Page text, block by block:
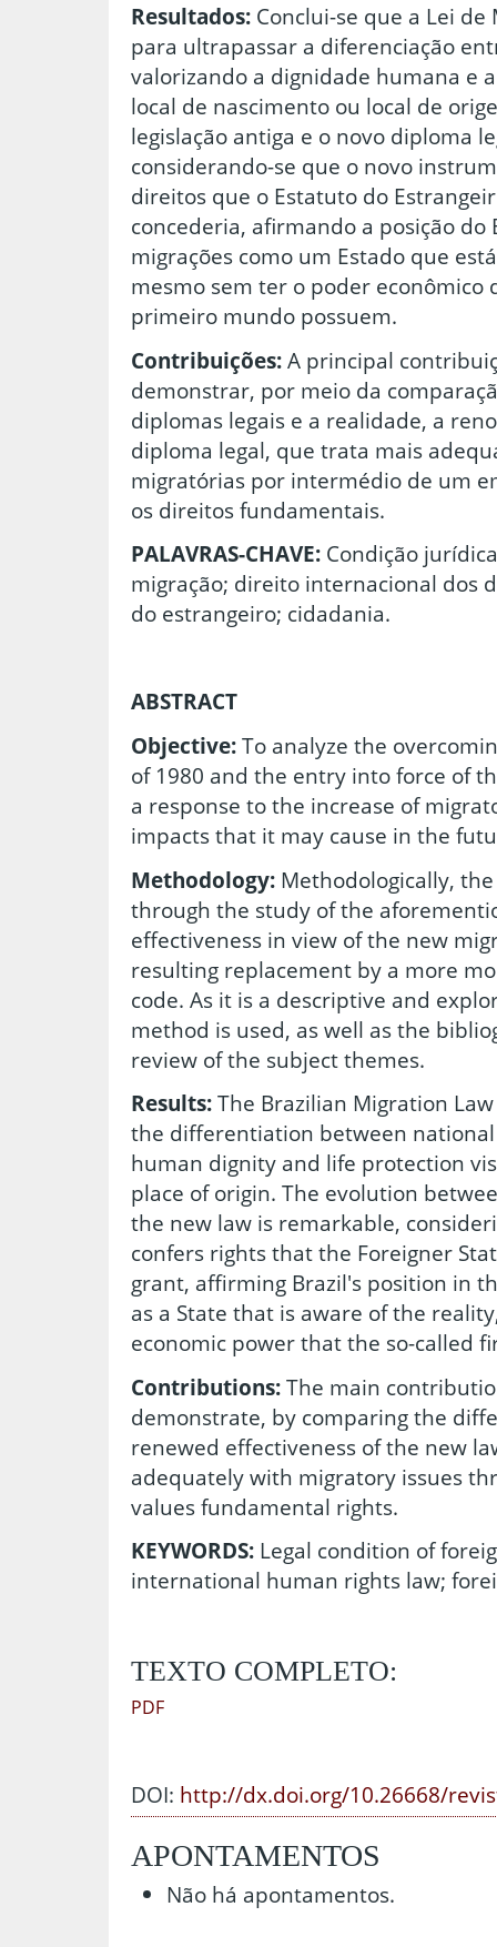
Resultados: Conclui-se que a Lei
para ultrapassar a diferenciação
valorizando a dignidade humana e
local de nascimento ou local de
legislação antiga e o novo diploma
considerando-se que o novo
direitos que o Estatuto do
concederia, afirmando a posição
migrações como um Estado que
mesmo sem ter o poder econômico
primeiro mundo possuem.
Contribuições:A principal
demonstrar, por meio da
diplomas legais e a realidade, a
diploma legal, que trata mais
migratórias por intermédio de um
os direitos fundamentais.
PALAVRAS-CHAVE: Condição
migração; direito internacional dos
do estrangeiro; cidadania.
ABSTRACT
Objective:To analyze the
of 1980 and the entry into force of
a response to the increase of
impacts that it may cause in the
Methodology: Methodologically,
through the study of the
effectiveness in view of the new
resulting replacement by a more
code. As it is a descriptive and
method is used, as well as the
review of the subject themes.
Results:The Brazilian Migration
the differentiation between
human dignity and life protection
place of origin. The evolution
the new law is remarkable,
confers rights that the Foreigner
grant, affirming Brazil's position in
as a State that is aware of the
economic power that the so-called
Contributions:The main
demonstrate, by comparing the
renewed effectiveness of the new
adequately with migratory issues
values fundamental rights.
KEYWORDS: Legal condition of
international human rights law;
TEXTO COMPLETO:
PDF
DOI: http://dx.doi.org/10.26668/
APONTAMENTOS
Não há apontamentos.